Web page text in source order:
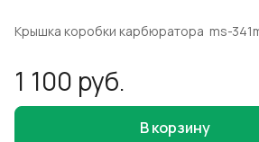
Крышка коробки карбюратора ms-
1 100 руб.
В корзину